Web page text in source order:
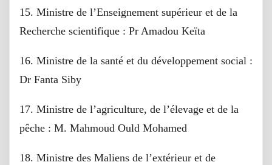
15. Ministre de l’Enseignement supérieur et de la
Recherche scientifique : Pr Amadou Keïta
16. Ministre de la santé et du développement social :
Dr Fanta Siby
17. Ministre de l’agriculture, de l’élevage et de la
pêche : M. Mahmoud Ould Mohamed
18. Ministre des Maliens de l’extérieur et de